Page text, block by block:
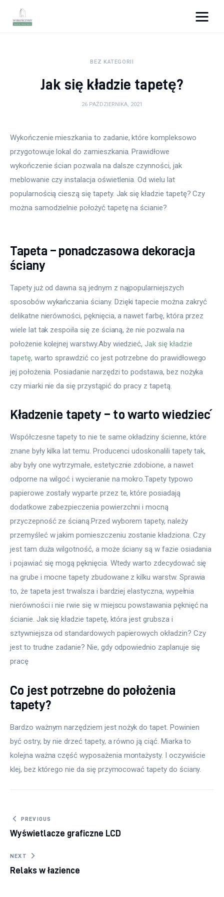
Remont
Łazienka
Salon
Sypialnia
BEZ KATEGORII
Jak się kładzie tapetę?
26 PAŹDZIERNIKA, 2021
Wykończenie mieszkania to zadanie, które kompleksowo
przygotowuje lokal do zamieszkania. Prawidłowe
wykończenie ścian pozwala na dalsze czynności, jak
meblowanie czy instalacja oświetlenia. Od wielu lat
popularnością cieszą się tapety. Jak się kładzie tapetę? Czy
można samodzielnie położyć tapetę na ścianie?
Tapeta – ponadczasowa dekoracja
ściany
Tapety już od dawna są jednym z najpopularniejszych
sposobów wykańczania ściany. Dzięki tapecie można zakryć
delikatne nierówności, pęknięcia, a nawet farbę, która przez
wiele lat tak zespoiła się ze ścianą, że nie pozwala na
położenie kolejnej warstwy.Aby wiedzieć, Jak się kładzie
tapetę, warto sprawdzić co jest potrzebne do prawidłowego
jej położenia. Posiadanie narzędzi to podstawa, bez nożyka
czy miarki nie da się przystąpić do pracy z tapetą.
Kładzenie tapety – to warto wiedzieć
Współczesne tapety to nie te same okładziny ścienne, które
znane były kilka lat temu. Producenci udoskonalili tapety tak,
aby były one wytrzymałe, estetycznie zdobione, a nawet
odporne na wilgoć i wycieranie na mokro.Tapety typowo
papierowe zostały wyparte przez te, które posiadają
dodatkowe zabezpieczenia powierzchni i mocną
przyczepność ze ścianą.Przed wyborem tapety, należy
przemyśleć w jakim pomieszczeniu zostanie kładziona. Czy
jest tam duża wilgotność, a może ściany są w fazie osiadania
i pojawiać się mogą pęknięcia. Wtedy warto zdecydować się
na grube i mocne tapety zbudowane z kilku warstw. Sprawia
to, że tapeta jest trwalsza i bardziej elastyczna, wypełnia
nierówności i nie rwie się w miejscu powstawania pęknięć na
ścianie. Jak się kładzie tapetę, która jest grubsza i
sztywniejsza od standardowych papierowych okładzin? Czy
jest to trudne zadanie? Nie, gdy odpowiednio zaplanuje się
pracę
Co jest potrzebne do położenia
tapety?
Bardzo ważnym narzędziem jest nożyk do tapet. Powinien
być ostry, by nie drzeć tapety, a równo ją ciąć. Miarka to
kolejna ważna część wyposażenia montażysty. I oczywiście
klej, bez którego nie da się przymocować tapety do ściany.
Nawigacja wpisu
PREVIOUS
Wyświetlacze graficzne LCD
NEXT
Relaks w łazience